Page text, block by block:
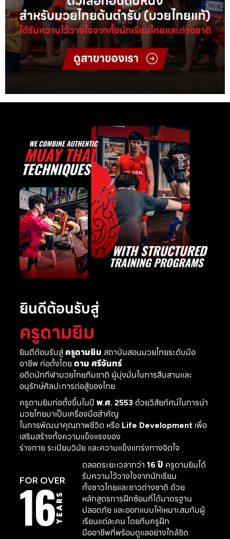
ยินดีต้อนรับสู่
ครูดามยิม
ยินดีต้อนรับสู่ ครูดามยิม สถาบันสอนมวยไทยระดับมือ
อาชีพ ก่อตั้งโดย ดาม ศรีจันทร์
อดีตนักกีฬามวยไทยทีมชาติ ผู้มุ่งมั่นในการสืบสานและ
อนุรักษ์ศิลปะการต่อสู้ของไทย
ครูดามยิมก่อตั้งขึ้นในปี พ.ศ. 2553ด้วยวิสัยทัศน์ในการนำ
มวยไทยมาเป็นเครื่องมือสำคัญ
ในการพัฒนาคุณภาพชีวิต หรือ Life Developmentเพื่อ
เสริมสร้างทั้งความแข็งแรงของ
ร่างกาย ระเบียบวินัย และความแข็งแกร่งทางจิตใจ
FOR OVER
16YEARS
ตลอดระยะเวลากว่า 16 ปี ครูดามยิมได้
รับความไว้วางใจจากนักเรียน
ทั้งชาวไทยและชาวต่างชาติ ด้วย
หลักสูตรการฝึกซ้อมที่ได้มาตรฐาน
ปลอดภัย และออกแบบให้เหมาะสมกับผู้
เรียนแต่ละคน โดยทีมครูฝึก
มืออาชีพที่พร้อมดูแลอย่างใกล้ชิด